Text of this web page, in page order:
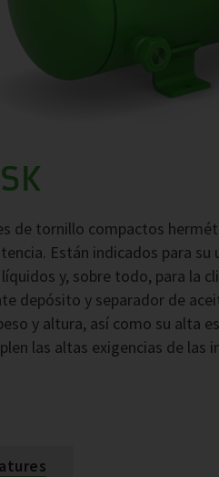
de tornillo compactos
Están indicados para
y, sobre todo, para la
depósito y separador de
y altura, así como su alta
las altas exigencias de las